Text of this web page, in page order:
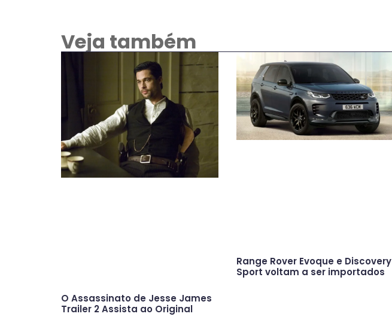
Veja também
O Assassinato de Jesse James
Trailer 2 Assista ao Original
Range Rover Evoque e Discovery
Sport voltam a ser importados